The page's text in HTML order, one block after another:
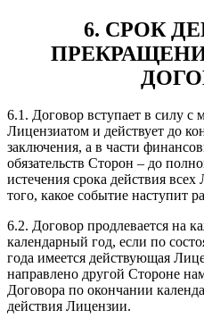
6. СРОК
6.1. Договор вступает в силу с
Лицензиатом и действует до
заключения, а в части
обязательств Сторон – до
истечения срока действия
того, какое событие наступит
6.2. Договор продлевается на
календарный год, если по
года имеется действующая
направлено другой Стороне
Договора по окончании
действия Лицензии.